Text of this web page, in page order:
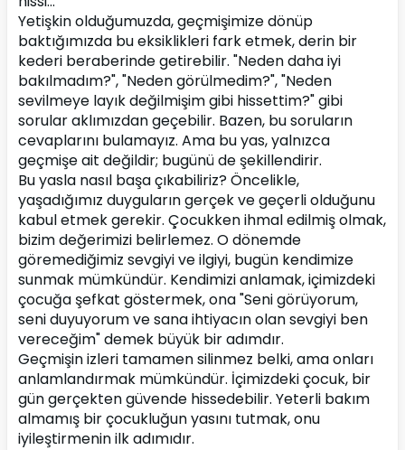
Yetişkin olduğumuzda, geçmişimize dönüp
baktığımızda bu eksiklikleri fark etmek, derin bir
kederi beraberinde getirebilir. "Neden daha iyi
bakılmadım?", "Neden görülmedim?", "Neden
sevilmeye layık değilmişim gibi hissettim?" gibi
sorular aklımızdan geçebilir. Bazen, bu soruların
cevaplarını bulamayız. Ama bu yas, yalnızca
geçmişe ait değildir; bugünü de şekillendirir.
Bu yasla nasıl başa çıkabiliriz? Öncelikle,
yaşadığımız duyguların gerçek ve geçerli olduğunu
kabul etmek gerekir. Çocukken ihmal edilmiş olmak,
bizim değerimizi belirlemez. O dönemde
göremediğimiz sevgiyi ve ilgiyi, bugün kendimize
sunmak mümkündür. Kendimizi anlamak, içimizdeki
çocuğa şefkat göstermek, ona "Seni görüyorum,
seni duyuyorum ve sana ihtiyacın olan sevgiyi ben
vereceğim" demek büyük bir adımdır.
Geçmişin izleri tamamen silinmez belki, ama onları
anlamlandırmak mümkündür. İçimizdeki çocuk, bir
gün gerçekten güvende hissedebilir. Yeterli bakım
almamış bir çocukluğun yasını tutmak, onu
iyileştirmenin ilk adımıdır.